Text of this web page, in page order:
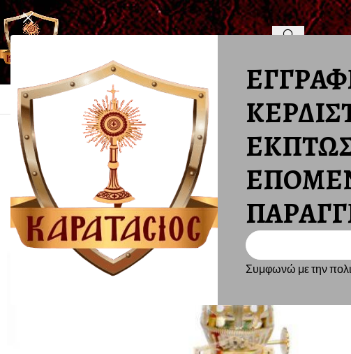
Συμφωνώ με την
ΑΡΧΙΚΗ
Αρχική σελίδα ΕΙΔΗ ΜΝΗΜΕΙΩΝ ΛΑΜΠΕΣ ΜΕ ΦΥΤΙΛΙ ΛΑΜΠΑ